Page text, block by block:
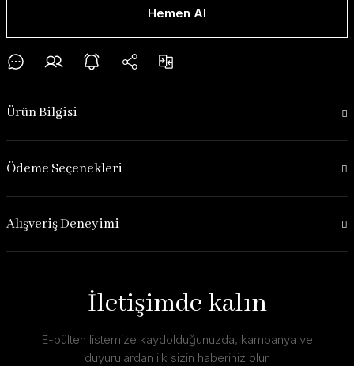
Hemen Al
Ürün Bilgisi
Ödeme Seçenekleri
Alışveriş Deneyimi
İletişimde kalın
E-bülten listemize kaydolduğunuzda, kampanya ve
duyurulardan ilk sizin haberiniz olur.